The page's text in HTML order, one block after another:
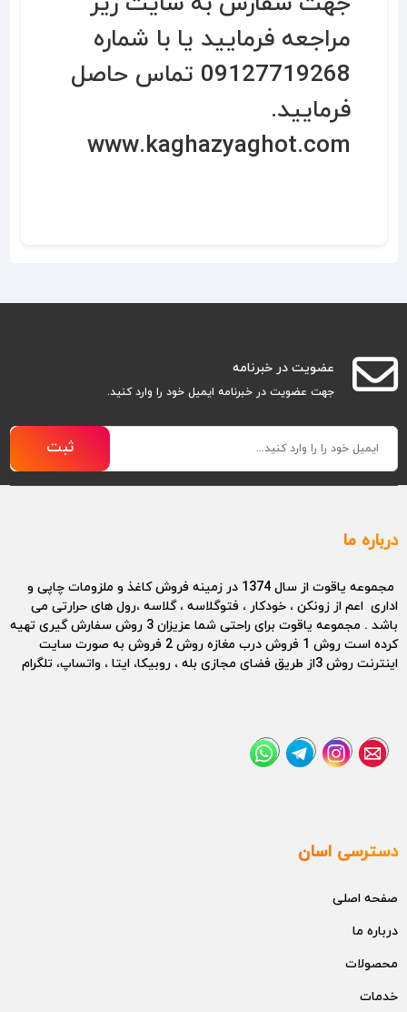
مراجعه فرمایید یا با شماره
09127719268 تماس حاصل
فرمایید.
www.kaghazyaghot.com
عضویت در خبرنامه
جهت عضویت در خبرنامه ایمیل خود را وارد کنید.
ثبت
درباره ما
مجموعه یاقوت از سال 1374 در زمینه فروش کاغذ و ملزومات چاپی و
اداری اعم از زونکن ، خودکار ، فتوگلاسه ، گلاسه ،رول های حرارتی می
باشد . مجموعه یاقوت برای راحتی شما عزیزان 3 روش سفارش گیری تهیه
کرده است روش 1 فروش درب مغازه روش 2 فروش به صورت سایت
اینترنت روش 3از طریق فضای مجازی بله ، روبیکا، ایتا ، واتساپ، تلگرام
دسترسی اسان
صفحه اصلی
درباره ما
محصولات
خدمات